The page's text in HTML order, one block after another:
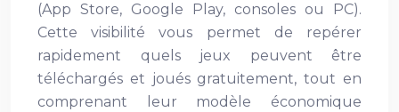
(App Store, Google Play, consoles ou PC).
Cette visibilité vous permet de repérer
rapidement quels jeux peuvent être
téléchargés et joués gratuitement, tout en
comprenant leur modèle économique